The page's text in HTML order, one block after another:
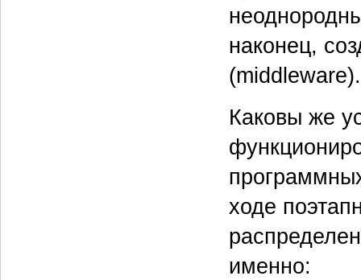
наконец,
(middleware).
Каковы же
ходе
именно: